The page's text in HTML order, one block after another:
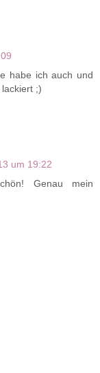
habe ich auch und
;)
um 19:22
Genau mein